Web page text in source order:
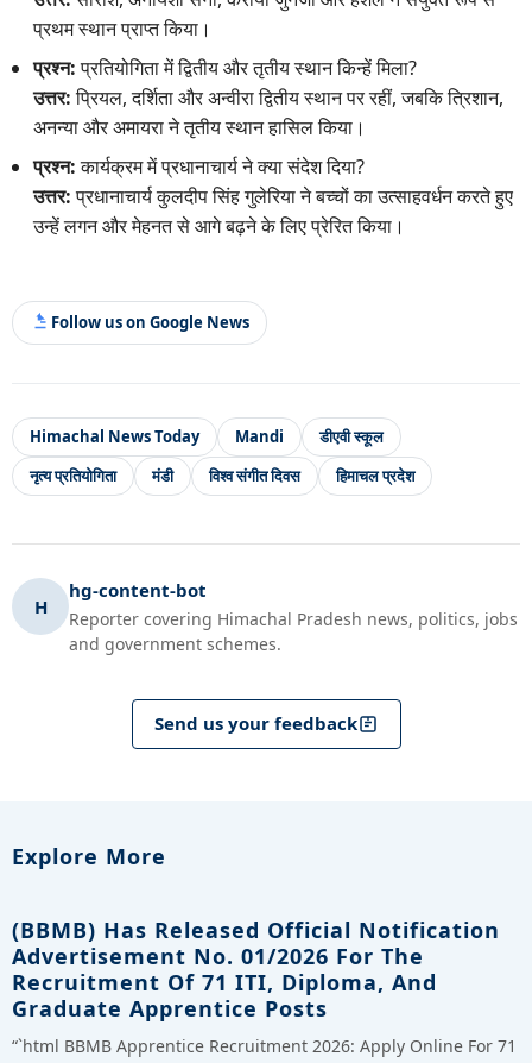
प्रथम स्थान प्राप्त किया।
प्रश्न:प्रतियोगिता में द्वितीय और तृतीय स्थान किन्हें मिला?
उत्तर:प्रियल, दर्शिता और अन्वीरा द्वितीय स्थान पर रहीं, जबकि त्रिशान,
अनन्या और अमायरा ने तृतीय स्थान हासिल किया।
प्रश्न:कार्यक्रम में प्रधानाचार्य ने क्या संदेश दिया?
उत्तर:प्रधानाचार्य कुलदीप सिंह गुलेरिया ने बच्चों का उत्साहवर्धन करते हुए
उन्हें लगन और मेहनत से आगे बढ़ने के लिए प्रेरित किया।
Follow us on Google News
Himachal News Today Mandi
डीएवी स्कूल
नृत्य प्रतियोगिता
मंडी विश्व संगीत दिवस हिमाचल प्रदेश
H
hg-content-bot
Reporter covering Himachal Pradesh news, politics, jobs
and government schemes.
Send us your feedback
Explore More
(BBMB) Has Released Official Notification
Advertisement No. 01/2026 For The
Recruitment Of 71 ITI, Diploma, And
Graduate Apprentice Posts
“`html BBMB Apprentice Recruitment 2026: Apply Online For 71